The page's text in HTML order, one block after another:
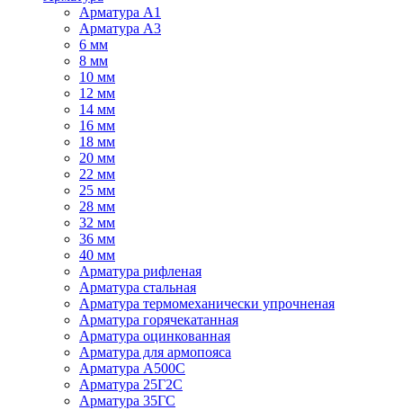
Арматура А1
Арматура А3
6 мм
8 мм
10 мм
12 мм
14 мм
16 мм
18 мм
20 мм
22 мм
25 мм
28 мм
32 мм
36 мм
40 мм
Арматура рифленая
Арматура стальная
Арматура термомеханически упрочненая
Арматура горячекатанная
Арматура оцинкованная
Арматура для армопояса
Арматура A500С
Арматура 25Г2С
Арматура 35ГС